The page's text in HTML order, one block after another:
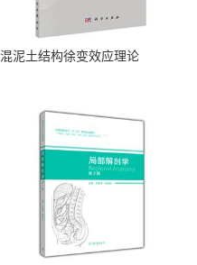
混泥土结构徐变效应理论